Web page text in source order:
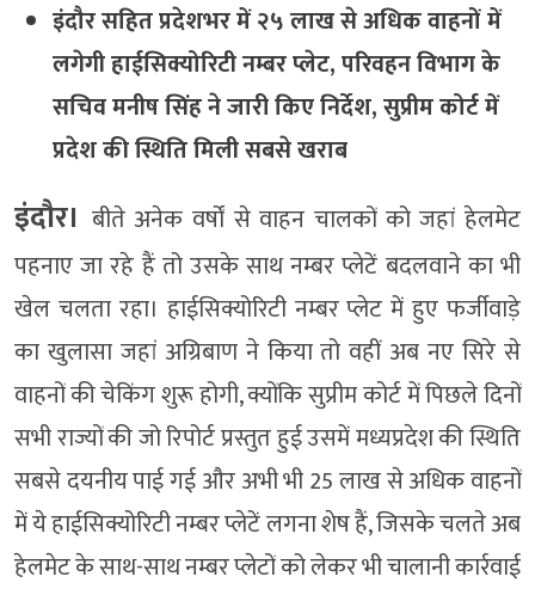
इंदौर सहित प्रदेशभर में २५ लाख से अधिक वाहनों में
लगेगी हाईसिक्योरिटी नम्बर प्लेट, परिवहन विभाग के
सचिव मनीष सिंह ने जारी किए निर्देश, सुप्रीम कोर्ट में
प्रदेश की स्थिति मिली सबसे खराब
इंदौर। बीते अनेक वर्षों से वाहन चालकों को जहां हेलमेट
पहनाए जा रहे हैं तो उसके साथ नम्बर प्लेटें बदलवाने का भी
खेल चलता रहा। हाईसिक्योरिटी नम्बर प्लेट में हुए फर्जीवाड़े
का खुलासा जहां अग्रिबाण ने किया तो वहीं अब नए सिरे से
वाहनों की चेकिंग शुरू होगी, क्योंकि सुप्रीम कोर्ट में पिछले दिनों
सभी राज्यों की जो रिपोर्ट प्रस्तुत हुई उसमें मध्यप्रदेश की स्थिति
सबसे दयनीय पाई गई और अभी भी 25 लाख से अधिक वाहनों
में ये हाईसिक्योरिटी नम्बर प्लेटें लगना शेष हैं, जिसके चलते अब
हेलमेट के साथ-साथ नम्बर प्लेटों को लेकर भी चालानी कार्रवाई